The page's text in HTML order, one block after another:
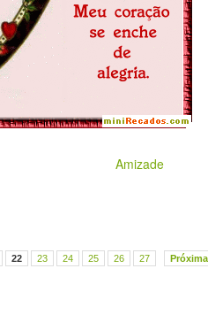
Amizade
22 23 24 25 26 27 Próxima